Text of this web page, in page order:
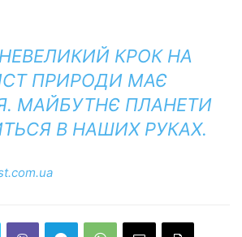
КРОК НА
ПРИРОДИ МАЄ
МАЙБУТНЄ ПЛАНЕТИ
В НАШИХ РУКАХ.